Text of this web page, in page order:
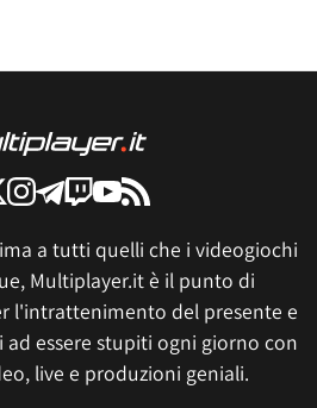
a tutti quelli che i videogiochi
Multiplayer.it è il punto di
l'intrattenimento del presente e
essere stupiti ogni giorno con
live e produzioni geniali.